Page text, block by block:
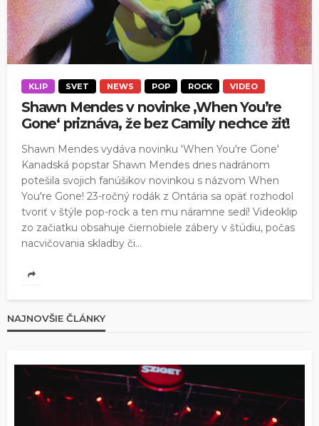
KLIP SVET NEWS POP ROCK VIDEO
Shawn Mendes v novinke ‚When You’re
Gone‘ priznáva, že bez Camily nechce žiť!
Shawn Mendes vydáva novinku 'When You're Gone'
Kanadská popstar Shawn Mendes dnes nadránom
potešila svojich fanúšikov novinkou s názvom When
You're Gone! 23-ročný rodák z Ontária sa opäť rozhodol
tvoriť v štýle pop-rock a ten mu náramne sedí! Videoklip
zo začiatku obsahuje čiernobiele zábery v štúdiu, počas
nacvičovania skladby či...
NAJNOVŠIE ČLÁNKY